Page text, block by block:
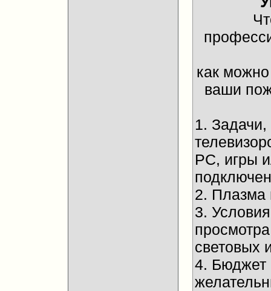
как
ваши
1.
PC, игры
2. Плазма
3.
световых
4. Бюджет